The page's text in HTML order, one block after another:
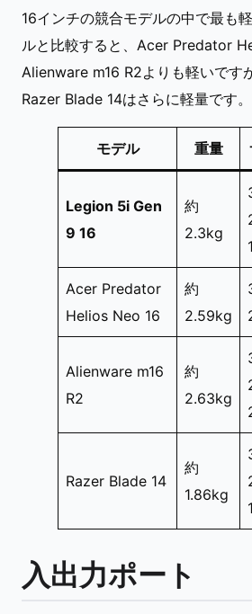
16インチの競合モデルの中で最も
ルと比較すると、Acer Predator
Alienware m16 R2よりも軽いです
Razer Blade 14はさらに軽量です。
モデル 重量
Legion 5i Gen
9 16
約
2.3kg
Acer Predator
Helios Neo 16
約
2.59kg
Alienware m16
R2
約
2.63kg
Razer Blade 14
約
1.86kg
入出力ポート